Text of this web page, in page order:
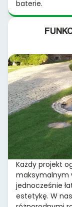
baterie.
Każdy projekt
maksymalnym
jednocześnie
estetykę. W